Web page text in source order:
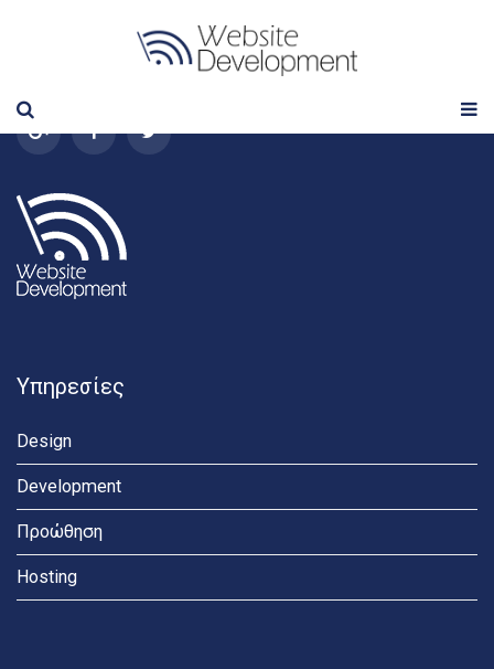
Υπηρεσίες
Design
Development
Προώθηση
Hosting